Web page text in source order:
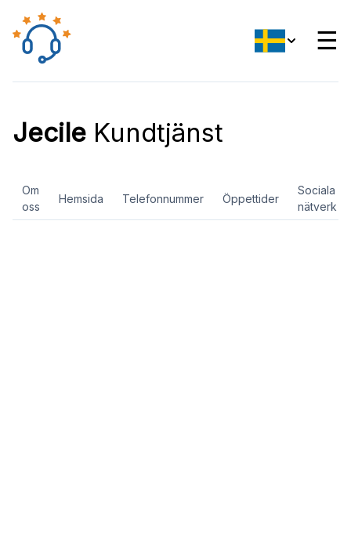
☰
Jecile Kundtjänst
Om
oss
Hemsida Telefonnummer Öppettider
Sociala
nätverk